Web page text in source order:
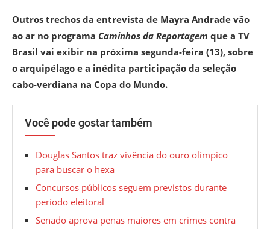
Outros trechos da entrevista de Mayra Andrade vão
ao ar no programa Caminhos da Reportagem que a TV
Brasil vai exibir na próxima segunda-feira (13), sobre
o arquipélago e a inédita participação da seleção
cabo-verdiana na Copa do Mundo.
Você pode gostar também
Douglas Santos traz vivência do ouro olímpico
para buscar o hexa
Concursos públicos seguem previstos durante
período eleitoral
Senado aprova penas maiores em crimes contra